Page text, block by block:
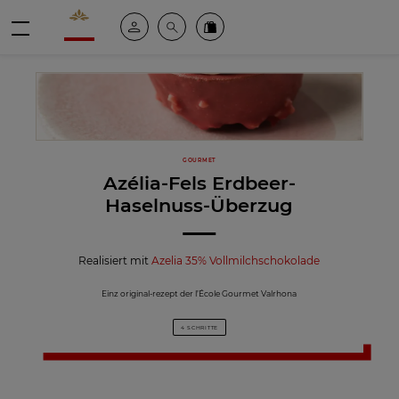
Valrhona - Imaginons le meilleur du chocolat
Mein kontoSuche Valrhona Collection
GOURMET
Azélia-Fels Erdbeer-
Haselnuss-Überzug
Realisiert mitAzelia 35% Vollmilchschokolade
Einz original-rezept der l’École Gourmet Valrhona
4 SCHRITTE